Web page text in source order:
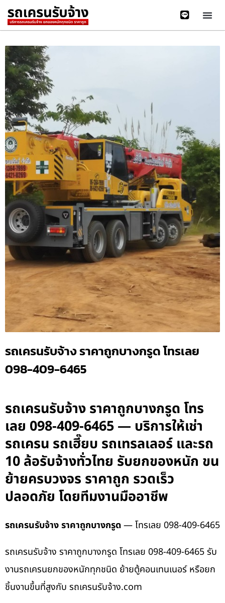
รถเครนรับจ้าง ราคาถูกบางกรูด โทรเลย
098-409-6465
รถเครนรับจ้าง ราคาถูกบางกรูด โทร
เลย 098-409-6465 — บริการให้เช่า
รถเครน รถเฮี๊ยบ รถเทรลเลอร์ และรถ
10 ล้อรับจ้างทั่วไทย รับยกของหนัก ขน
ย้ายครบวงจร ราคาถูก รวดเร็ว
ปลอดภัย โดยทีมงานมืออาชีพ
รถเครนรับจ้าง ราคาถูกบางกรูด— โทรเลย 098-409-6465
รถเครนรับจ้าง ราคาถูกบางกรูด โทรเลย 098-409-6465 รับ
งานรถเครนยกของหนักทุกชนิด ย้ายตู้คอนเทนเนอร์ หรือยก
ชิ้นงานขึ้นที่สูงกับ รถเครนรับจ้าง.com